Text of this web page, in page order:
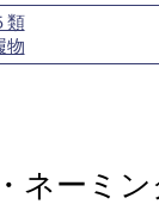
類
物
ネーミ